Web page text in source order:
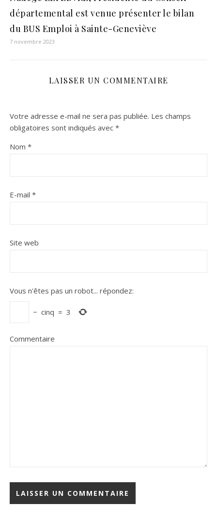
départemental est venue présenter le bilan
du BUS Emploi à Sainte-Geneviève
7 novembre 2023
LAISSER UN COMMENTAIRE
Votre adresse e-mail ne sera pas publiée. Les champs
obligatoires sont indiqués avec *
Nom *
E-mail *
Site web
Vous n'êtes pas un robot... répondez:
− cinq = 3
Commentaire